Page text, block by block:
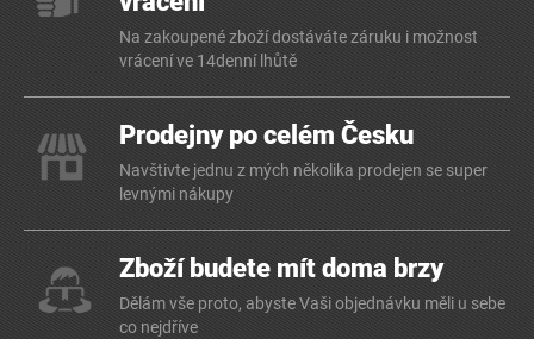
Na zakoupené zboží dostáváte záruku i možnost
vrácení ve 14denní lhůtě
Prodejny po celém Česku
Navštivte jednu z mých několika prodejen se super
levnými nákupy
Zboží budete mít doma brzy
Dělám vše proto, abyste Vaši objednávku měli u sebe
co nejdříve